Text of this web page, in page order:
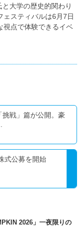
大学の歴史的関わり
ェスティバルは6月7日
視点で体験できるイベ
戦」篇が公開。豪
式公募を開始
2026」一夜限りの